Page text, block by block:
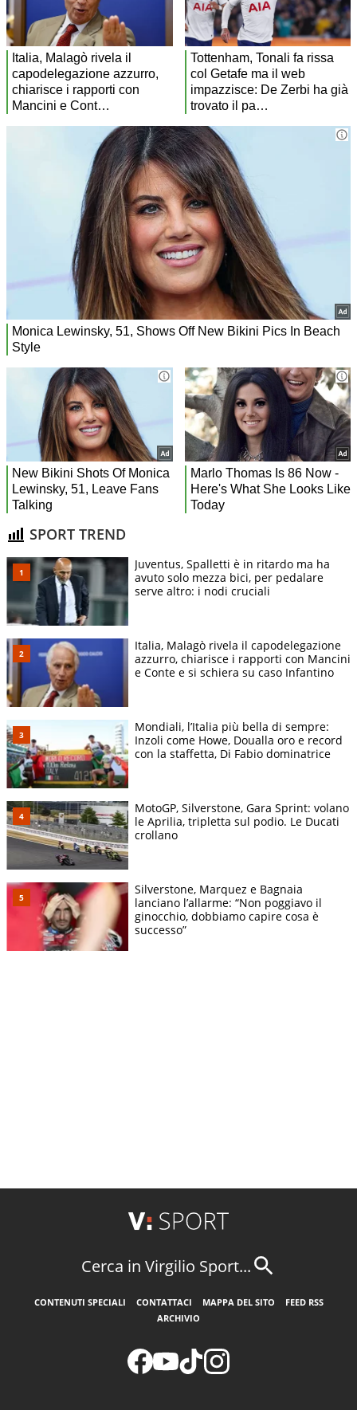
SPORT TREND
Juventus, Spalletti è in ritardo ma ha
avuto solo mezza bici, per pedalare
serve altro: i nodi cruciali
Italia, Malagò rivela il capodelegazione
azzurro, chiarisce i rapporti con Mancini
e Conte e si schiera su caso Infantino
Mondiali, l’Italia più bella di sempre:
Inzoli come Howe, Doualla oro e record
con la staffetta, Di Fabio dominatrice
MotoGP, Silverstone, Gara Sprint: volano
le Aprilia, tripletta sul podio. Le Ducati
crollano
Silverstone, Marquez e Bagnaia
lanciano l’allarme: “Non poggiavo il
ginocchio, dobbiamo capire cosa è
successo”
Cerca in Virgilio Sport...
CONTENUTI SPECIALI CONTATTACI MAPPA DEL SITO
FEED RSS
ARCHIVIO